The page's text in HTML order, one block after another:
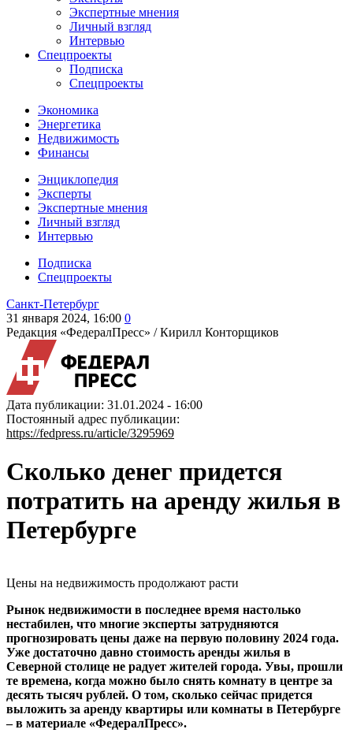
Экспертные мнения
Личный взгляд
Интервью
Спецпроекты
Подписка
Спецпроекты
Экономика
Энергетика
Недвижимость
Финансы
Энциклопедия
Эксперты
Экспертные мнения
Личный взгляд
Интервью
Подписка
Спецпроекты
Санкт-Петербург
31 января 2024, 16:00 0
Редакция «ФедералПресс» /Кирилл Конторщиков
Дата публикации: 31.01.2024 - 16:00
Постоянный адрес публикации:
https://fedpress.ru/article/3295969
Сколько денег придется
потратить на аренду жилья в
Петербурге
Цены на недвижимость продолжают расти
Рынок недвижимости в последнее время настолько
нестабилен, что многие эксперты затрудняются
прогнозировать цены даже на первую половину 2024 года.
Уже достаточно давно стоимость аренды жилья в
Северной столице не радует жителей города. Увы, прошли
те времена, когда можно было снять комнату в центре за
десять тысяч рублей. О том, сколько сейчас придется
выложить за аренду квартиры или комнаты в Петербурге
– в материале «ФедералПресс».